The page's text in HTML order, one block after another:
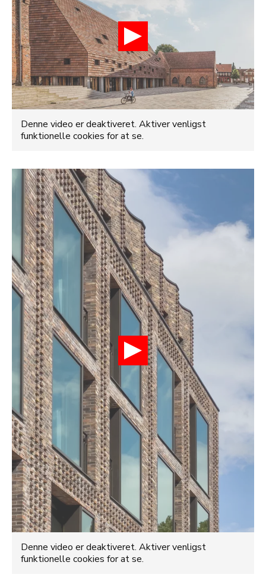
Denne video er deaktiveret. Aktiver venligst
funktionelle cookies for at se.
Denne video er deaktiveret. Aktiver venligst
funktionelle cookies for at se.